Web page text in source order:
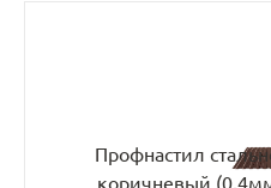
Профнастил
коричневый